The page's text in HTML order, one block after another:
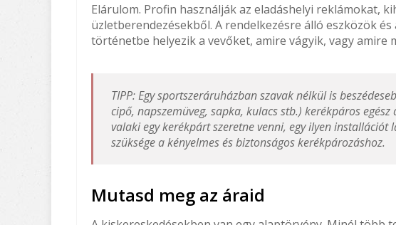
Elárulom. Profin használják az eladáshelyi reklámokat,
üzletberendezésekből. A rendelkezésre álló eszközök
történetbe helyezik a vevőket, amire vágyik, vagy amire
TIPP: Egy sportszeráruházban szavak nélkül is
cipő, napszemüveg, sapka, kulacs stb.) kerékpáros
valaki egy kerékpárt szeretne venni, egy ilyen
szüksége a kényelmes és biztonságos kerékpározáshoz.
Mutasd meg az áraid